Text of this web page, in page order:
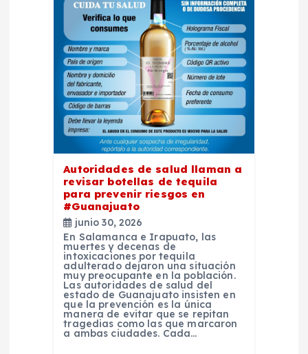
Autoridades de salud llaman a
revisar botellas de tequila
para prevenir riesgos en
#Guanajuato
junio 30, 2026
En Salamanca e Irapuato, las
muertes y decenas de
intoxicaciones por tequila
adulterado dejaron una situación
muy preocupante en la población.
Las autoridades de salud del
estado de Guanajuato insisten en
que la prevención es la única
manera de evitar que se repitan
tragedias como las que marcaron
a ambas ciudades. Cada…